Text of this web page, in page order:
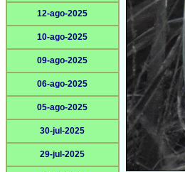
12-ago-2025
10-ago-2025
09-ago-2025
06-ago-2025
05-ago-2025
30-jul-2025
29-jul-2025